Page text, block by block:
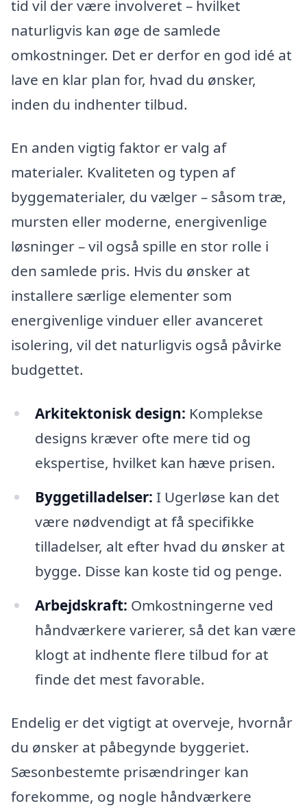
tid vil der være involveret – hvilket
naturligvis kan øge de samlede
omkostninger. Det er derfor en god idé at
lave en klar plan for, hvad du ønsker,
inden du indhenter tilbud.
En anden vigtig faktor er valg af
materialer. Kvaliteten og typen af
byggematerialer, du vælger – såsom træ,
mursten eller moderne, energivenlige
løsninger – vil også spille en stor rolle i
den samlede pris. Hvis du ønsker at
installere særlige elementer som
energivenlige vinduer eller avanceret
isolering, vil det naturligvis også påvirke
budgettet.
Arkitektonisk design: Komplekse
designs kræver ofte mere tid og
ekspertise, hvilket kan hæve prisen.
Byggetilladelser: I Ugerløse kan det
være nødvendigt at få specifikke
tilladelser, alt efter hvad du ønsker at
bygge. Disse kan koste tid og penge.
Arbejdskraft: Omkostningerne ved
håndværkere varierer, så det kan være
klogt at indhente flere tilbud for at
finde det mest favorable.
Endelig er det vigtigt at overveje, hvornår
du ønsker at påbegynde byggeriet.
Sæsonbestemte prisændringer kan
forekomme, og nogle håndværkere